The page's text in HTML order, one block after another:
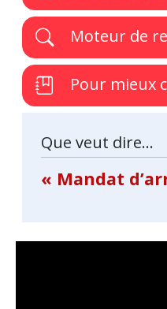
Moteur de
Pour mieux
Que veut dire...
« Mandat